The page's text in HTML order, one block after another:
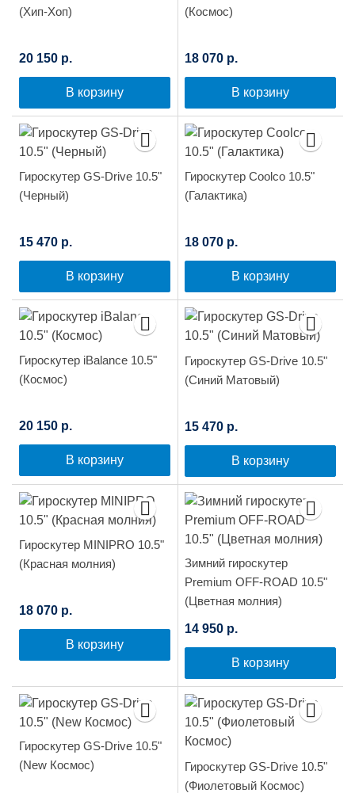
(Хип-Хоп)
20 150 р.
В корзину
(Космос)
18 070 р.
В корзину
Гироскутер GS-Drive 10.5"
(Черный)
15 470 р.
В корзину
Гироскутер Сoolco 10.5"
(Галактика)
18 070 р.
В корзину
Гироскутер iBalance 10.5"
(Космос)
20 150 р.
В корзину
Гироскутер GS-Drive 10.5"
(Синий Матовый)
15 470 р.
В корзину
Гироскутер MINIPRO 10.5"
(Красная молния)
18 070 р.
В корзину
Зимний гироскутер
Premium OFF-ROAD 10.5"
(Цветная молния)
14 950 р.
В корзину
Гироскутер GS-Drive 10.5"
(New Космос)
Гироскутер GS-Drive 10.5"
(Фиолетовый Космос)